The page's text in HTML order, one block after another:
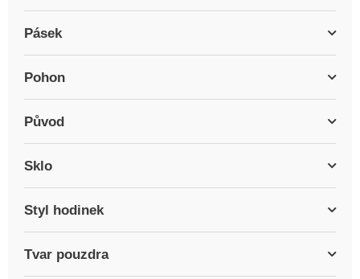
Pásek
Pohon
Původ
Sklo
Styl hodinek
Tvar pouzdra